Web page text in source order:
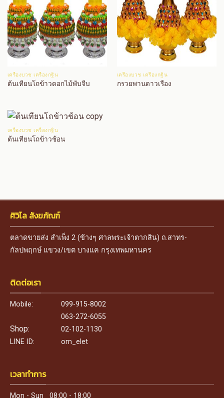
เครื่องบวช เครื่องกฐิน
ต้นเทียนโถข้าวดอกไม้พับจีบ
เครื่องบวช เครื่องกฐิน
กรวยพานดาวเรือง
เครื่องบวช เครื่องกฐิน
ต้นเทียนโถข้าวช้อน
ศิวิไล สังฆภัณฑ์
ตลาดขายส่ง สำเพ็ง 2 (ข้างๆ ศาลพระเจ้าตากสิน) ถ.สาทร-
กัลปพฤกษ์ แขวง/เขต บางแค กรุงเทพมหานคร
ติดต่อเรา
Mobile:
099-915-8002
063-272-6055
Shop:
02-102-1130
LINE ID:
om_elet
เวลาทำการ
Mon - Sun 08:00 - 18:00